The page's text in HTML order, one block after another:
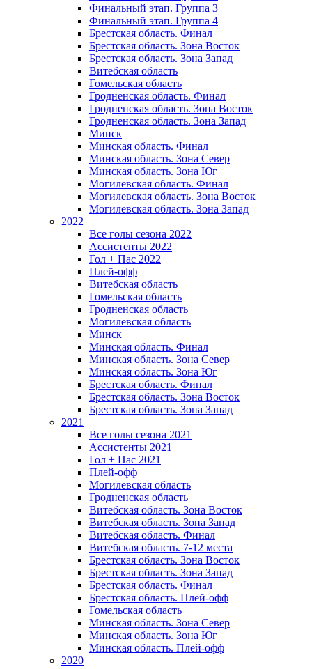
Финальный этап. Группа 3
Финальный этап. Группа 4
Брестская область. Финал
Брестская область. Зона Восток
Брестская область. Зона Запад
Витебская область
Гомельская область
Гродненская область. Финал
Гродненская область. Зона Восток
Гродненская область. Зона Запад
Минск
Минская область. Финал
Минская область. Зона Север
Минская область. Зона Юг
Могилевская область. Финал
Могилевская область. Зона Восток
Могилевская область. Зона Запад
2022
Все голы сезона 2022
Ассистенты 2022
Гол + Пас 2022
Плей-офф
Витебская область
Гомельская область
Гродненская область
Могилевская область
Минск
Mинская область. Финал
Минская область. Зона Север
Минская область. Зона Юг
Брестская область. Финал
Брестская область. Зона Восток
Брестская область. Зона Запад
2021
Все голы сезона 2021
Ассистенты 2021
Гол + Пас 2021
Плей-офф
Могилевская область
Гродненская область
Витебская область. Зона Восток
Витебская область. Зона Запад
Витебская область. Финал
Витебская область. 7-12 места
Брестская область. Зона Восток
Брестская область. Зона Запад
Брестская область. Финал
Брестская область. Плей-офф
Гомельская область
Минская область. Зона Север
Минская область. Зона Юг
Минская область. Плей-офф
2020